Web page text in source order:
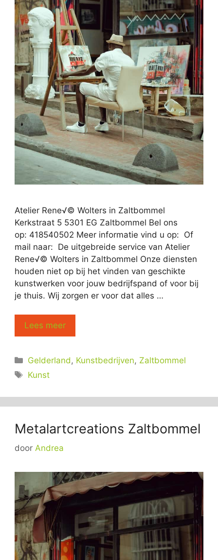
Atelier Rene√© Wolters in Zaltbommel
Kerkstraat 5 5301 EG Zaltbommel Bel ons
op: 418540502 Meer informatie vind u op: Of
mail naar: De uitgebreide service van Atelier
Rene√© Wolters in Zaltbommel Onze diensten
houden niet op bij het vinden van geschikte
kunstwerken voor jouw bedrijfspand of voor bij
je thuis. Wij zorgen er voor dat alles …
Lees meer
Categorieën
Gelderland , Kunstbedrijven, Zaltbommel
Tags
Kunst
Metalartcreations Zaltbommel
door Andrea